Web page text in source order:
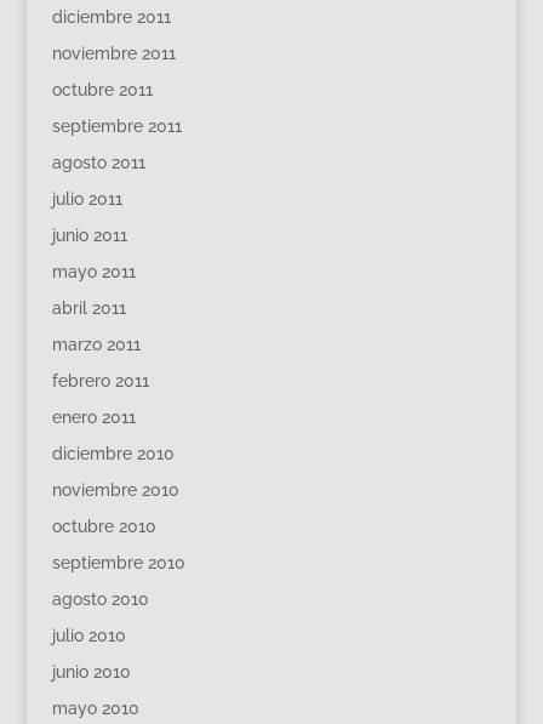
diciembre 2011
noviembre 2011
octubre 2011
septiembre 2011
agosto 2011
julio 2011
junio 2011
mayo 2011
abril 2011
marzo 2011
febrero 2011
enero 2011
diciembre 2010
noviembre 2010
octubre 2010
septiembre 2010
agosto 2010
julio 2010
junio 2010
mayo 2010